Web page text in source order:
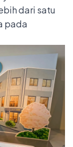
dari satu
pada